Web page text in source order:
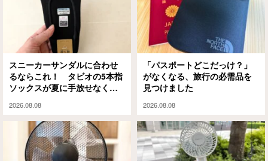
スニーカーサンダルに合わせ
るならこれ！ タビオの5本指
ソックスが夏に手放せなくな
2026.08.08
「パスポートどこだっけ？」
がなくなる、旅行の必需品を
見つけました
2026.08.08